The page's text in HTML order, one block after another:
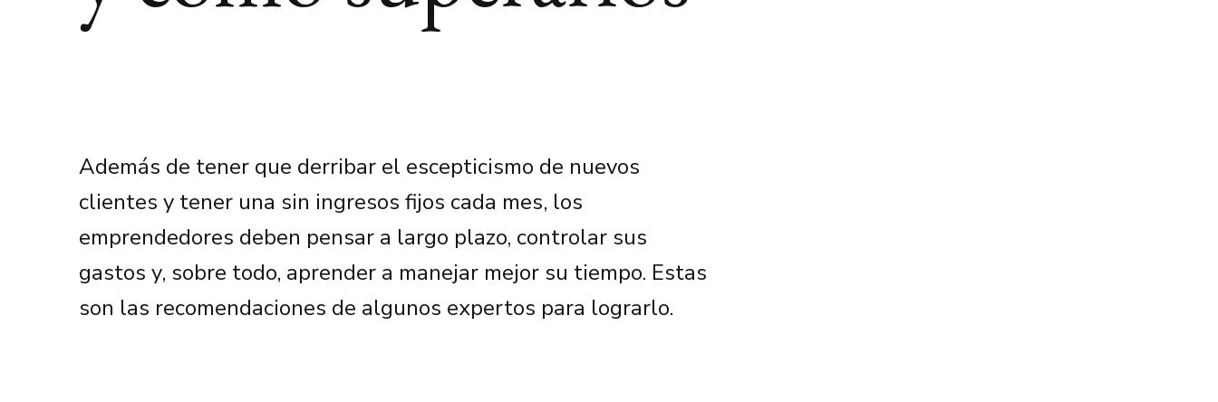
Además de tener que derribar el escepticismo de nuevos
clientes y tener una sin ingresos fijos cada mes, los
emprendedores deben pensar a largo plazo, controlar sus
gastos y, sobre todo, aprender a manejar mejor su tiempo. Estas
son las recomendaciones de algunos expertos para lograrlo.